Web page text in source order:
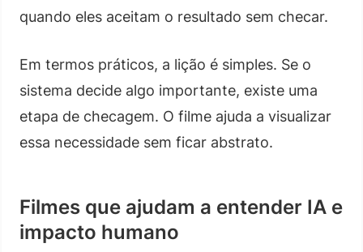
quando eles aceitam o resultado sem checar.
Em termos práticos, a lição é simples. Se o
sistema decide algo importante, existe uma
etapa de checagem. O filme ajuda a visualizar
essa necessidade sem ficar abstrato.
Filmes que ajudam a entender IA e
impacto humano